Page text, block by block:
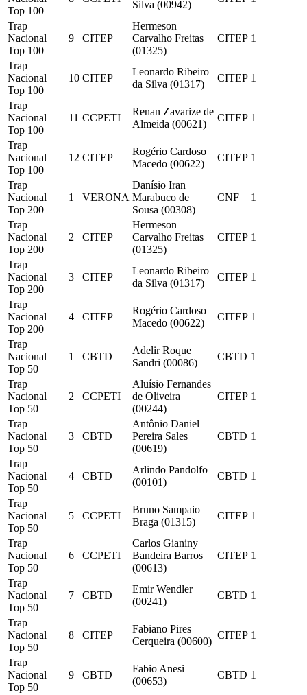
Top 100
Silva (00942)
Trap
Nacional
Top 100
9 CITEP
Hermeson
Carvalho Freitas
(01325)
CITEP 1
Trap
Nacional
Top 100
10 CITEP
Leonardo Ribeiro
da Silva (01317)
CITEP 1
Trap
Nacional
Top 100
11 CCPETI
Renan Zavarize de
Almeida (00621)
CITEP 1
Trap
Nacional
Top 100
12 CITEP
Rogério Cardoso
Macedo (00622)
CITEP 1
Trap
Nacional
Top 200
1 VERONA
Danísio Iran
Marabuco de
Sousa (00308)
CNF 1
Trap
Nacional
Top 200
2 CITEP
Hermeson
Carvalho Freitas
(01325)
CITEP 1
Trap
Nacional
Top 200
3 CITEP
Leonardo Ribeiro
da Silva (01317)
CITEP 1
Trap
Nacional
Top 200
4 CITEP
Rogério Cardoso
Macedo (00622)
CITEP 1
Trap
Nacional
Top 50
1 CBTD
Adelir Roque
Sandri (00086)
CBTD 1
Trap
Nacional
Top 50
2 CCPETI
Aluísio Fernandes
de Oliveira
(00244)
CITEP 1
Trap
Nacional
Top 50
3 CBTD
Antônio Daniel
Pereira Sales
(00619)
CBTD 1
Trap
Nacional
Top 50
4 CBTD
Arlindo Pandolfo
(00101)
CBTD 1
Trap
Nacional
Top 50
5 CCPETI
Bruno Sampaio
Braga (01315)
CITEP 1
Trap
Nacional
Top 50
6 CCPETI
Carlos Gianiny
Bandeira Barros
(00613)
CITEP 1
Trap
Nacional
Top 50
7 CBTD
Emir Wendler
(00241)
CBTD 1
Trap
Nacional
Top 50
8 CITEP
Fabiano Pires
Cerqueira (00600)
CITEP 1
Trap
Nacional
Top 50
9 CBTD
Fabio Anesi
(00653)
CBTD 1